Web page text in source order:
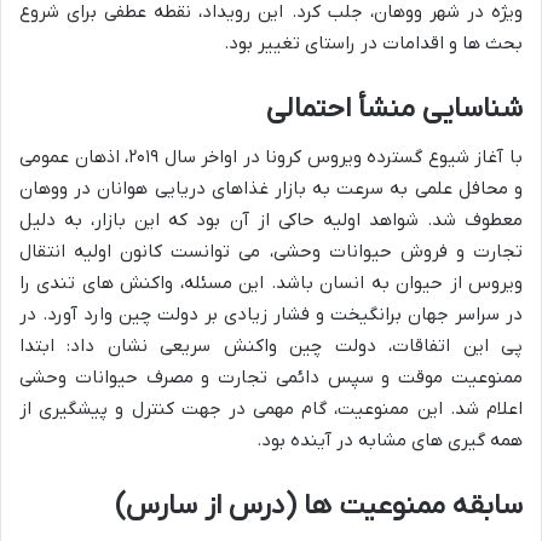
ویژه در شهر ووهان، جلب کرد. این رویداد، نقطه عطفی برای شروع
بحث ها و اقدامات در راستای تغییر بود.
شناسایی منشأ احتمالی
با آغاز شیوع گسترده ویروس کرونا در اواخر سال ۲۰۱۹، اذهان عمومی
و محافل علمی به سرعت به بازار غذاهای دریایی هوانان در ووهان
معطوف شد. شواهد اولیه حاکی از آن بود که این بازار، به دلیل
تجارت و فروش حیوانات وحشی، می توانست کانون اولیه انتقال
ویروس از حیوان به انسان باشد. این مسئله، واکنش های تندی را
در سراسر جهان برانگیخت و فشار زیادی بر دولت چین وارد آورد. در
پی این اتفاقات، دولت چین واکنش سریعی نشان داد: ابتدا
ممنوعیت موقت و سپس دائمی تجارت و مصرف حیوانات وحشی
اعلام شد. این ممنوعیت، گام مهمی در جهت کنترل و پیشگیری از
همه گیری های مشابه در آینده بود.
سابقه ممنوعیت ها (درس از سارس)